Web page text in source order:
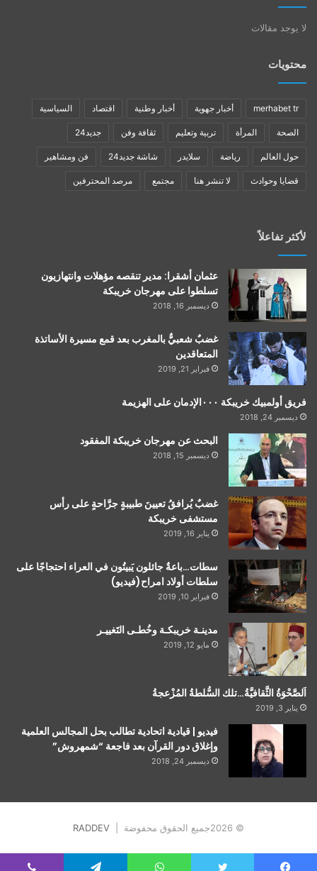
لا يوجد مقالات
محتويات
merhabet tr أخبار جهوية أخبار وطنية اقتصاد السياسية
الصحة المرأة تربية وتعليم ثقافة وفن جديد24
حول العالم رياضة سلايدر شاشة جديد24 فن ومشاهير
قضايا وحوادث لا تنشر هنا مجتمع مرصد المحترفين
لأكثر تفاعلاً
عثمان أشقرا: مدير تنقصه مؤهلات وانتهازيون
تسلطوا على مهرجان خريبكة
ديسمبر 16, 2018
غضبٌ شعبيٌّ بالمغرب بعد قمع مسيرة الأساتذة
المتعاقدين
فبراير 21, 2019
فريق أولمبيك خريبكة ٠٠٠الإدمان على الهزيمة
ديسمبر 24, 2018
البحث عن مهرجان خريبكة المفقود
ديسمبر 15, 2018
غضبٌ يُرافقُ تعيينَ طبيبةٍ جرَّاحةٍ على رأس
مستشفى خريبكة
يناير 16, 2019
سطات…باعةٌ جائلون يَبيتُون في العراء احتجاجًا على
سلطات أولاد امراح(فيديو)
فبراير 10, 2019
مدينـة خريبكـة وخُطـى التَغييـر
مايو 12, 2019
اَلصَّحْوَةُ الثَّقافيَّةُ…تلك السُّلطةُ المُزْعجةُ
يناير 3, 2019
فيديو | قيادية اتحادية تطالب بحل المجالس العلمية
وإغلاق دور القرآن بعد فاجعة “شمهروش”
ديسمبر 24, 2018
© 2026جميع الحقوق محفوضة | RADDEV